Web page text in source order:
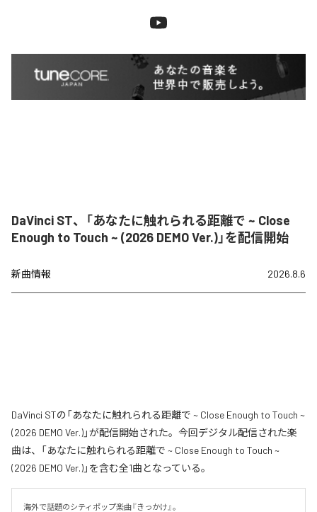
DaVinci ST、「あなたに触れられる距離で ~ Close
Enough to Touch ~ (2026 DEMO Ver.)」を配信開始
新曲情報 2026.8.6
DaVinci STの「あなたに触れられる距離で ~ Close Enough to Touch ~
(2026 DEMO Ver.)」が配信開始された。今回デジタル配信された楽
曲は、「あなたに触れられる距離で ~ Close Enough to Touch ~
(2026 DEMO Ver.)」を含む全1曲となっている。
海外で話題のシティポップ楽曲『きっかけ』。